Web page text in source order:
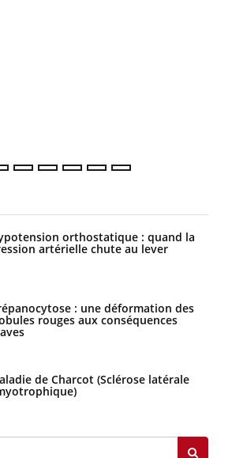
orthostatique : quand la
artérielle chute au lever
: une déformation des
rouges aux conséquences
de Charcot (Sclérose latérale